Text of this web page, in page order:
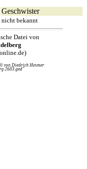
Geschwister
nicht bekannt
Datei von
© von Diedrich Hesmer
2603.ged"